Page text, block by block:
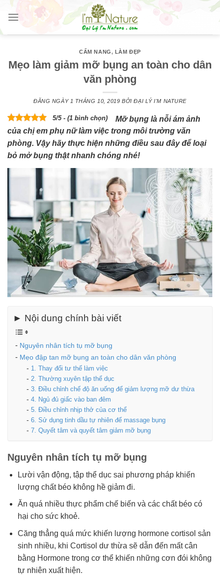
Skip
content
CẨM NANG, LÀM ĐẸP
Mẹo làm giảm mỡ bụng an toàn cho dân
văn phòng
ĐĂNG NGÀY 1 THÁNG 10, 2019 BỞIĐẠI LÝ I'M NATURE
5/5 - (1 bình chọn)
Mỡ bụng là nỗi ám ảnh
của chị em phụ nữ làm việc trong môi trường văn
phòng. Vậy hãy thực hiện những điều sau đây để loại
bỏ mở bụng thật nhanh chóng nhé!
► Nội dung chính bài viết
Nguyên nhân tích tụ mỡ bụng
Mẹo đập tan mỡ bụng an toàn cho dân văn phòng
1. Thay đổi tư thế làm việc
2. Thường xuyên tập thể dục
3. Điều chỉnh chế độ ăn uống để giảm lượng mỡ dư thừa
4. Ngủ đủ giấc vào ban đêm
5. Điều chỉnh nhịp thở của cơ thể
6. Sử dụng tinh dầu tự nhiên để massage bụng
7. Quyết tâm và quyết tâm giảm mỡ bụng
Nguyên nhân tích tụ mỡ bụng
Lười vận động, tập thể dục sai phương pháp khiến
lượng chất béo không hề giảm đi.
Ăn quá nhiều thực phẩm chế biến và các chất béo có
hại cho sức khoẻ.
Căng thẳng quá mức khiến lượng hormone cortisol sản
sinh nhiều, khi Cortisol dư thừa sẽ dẫn đến mất cân
bằng Hormone trong cơ thể khiến những cơn đói không
tự nhiên xuất hiện.